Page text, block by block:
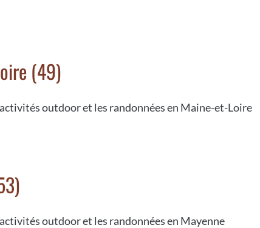
(49)
outdoor et les randonnées en Maine-et-Loire
outdoor et les randonnées en Mayenne